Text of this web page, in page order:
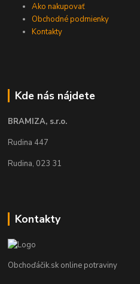
Ako nakupovať
Obchodné podmienky
Kontakty
Kde nás nájdete
BRAMIZA, s.r.o.
Rudina 447
Rudina, 023 31
Kontakty
Obchoďáčik.sk online potraviny